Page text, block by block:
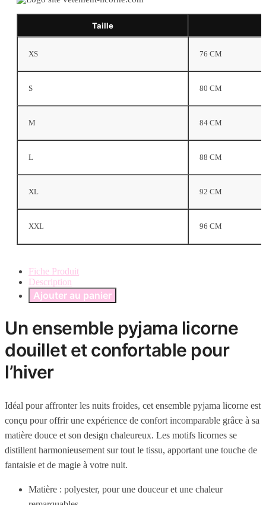
Taille
XS 76 CM
S 80 CM
M 84 CM
L 88 CM
XL 92 CM
XXL 96 CM
Fiche Produit
Description
Ajouter au panier
Un ensemble pyjama licorne
douillet et confortable pour
l’hiver
Idéal pour affronter les nuits froides, cet ensemble pyjama licorne est
conçu pour offrir une expérience de confort incomparable grâce à sa
matière douce et son design chaleureux. Les motifs licornes se
distillent harmonieusement sur tout le tissu, apportant une touche de
fantaisie et de magie à votre nuit.
Matière : polyester, pour une douceur et une chaleur